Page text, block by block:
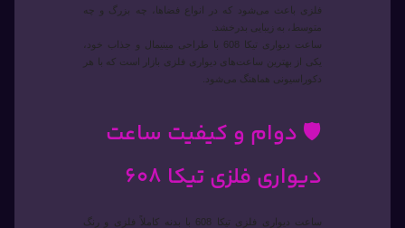
فلزی باعث می‌شود که در انواع فضاها، چه بزرگ و چه
متوسط، به زیبایی بدرخشد.
ساعت دیواری تیکا 608 با طراحی مینیمال و جذاب خود،
یکی از بهترین ساعت‌های دیواری فلزی بازار است که با هر
دکوراسیونی هماهنگ می‌شود.
🛡️ دوام و کیفیت ساعت
دیواری فلزی تیکا 608
ساعت دیواری فلزی تیکا 608 با بدنه کاملاً فلزی و رنگ